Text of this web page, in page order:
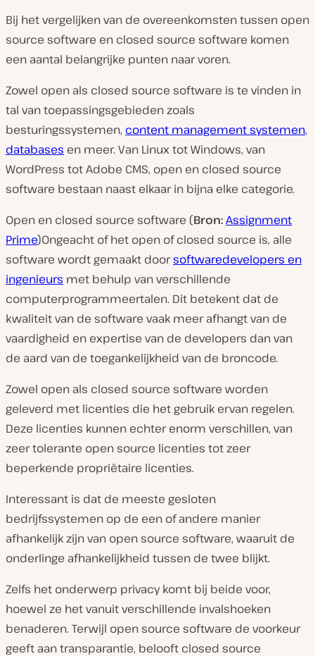
Bij het vergelijken van de overeenkomsten tussen open
source software en closed source software komen
een aantal belangrijke punten naar voren.
Zowel open als closed source software is te vinden in
tal van toepassingsgebieden zoals
besturingssystemen, content management systemen,
databases en meer. Van Linux tot Windows, van
WordPress tot Adobe CMS, open en closed source
software bestaan naast elkaar in bijna elke categorie.
Open en closed source software (Bron:Assignment
Prime)Ongeacht of het open of closed source is, alle
software wordt gemaakt doorsoftwaredevelopers en
ingenieurs met behulp van verschillende
computerprogrammeertalen. Dit betekent dat de
kwaliteit van de software vaak meer afhangt van de
vaardigheid en expertise van de developers dan van
de aard van de toegankelijkheid van de broncode.
Zowel open als closed source software worden
geleverd met licenties die het gebruik ervan regelen.
Deze licenties kunnen echter enorm verschillen, van
zeer tolerante open source licenties tot zeer
beperkende propriëtaire licenties.
Interessant is dat de meeste gesloten
bedrijfssystemen op de een of andere manier
afhankelijk zijn van open source software, waaruit de
onderlinge afhankelijkheid tussen de twee blijkt.
Zelfs het onderwerp privacy komt bij beide voor,
hoewel ze het vanuit verschillende invalshoeken
benaderen. Terwijl open source software de voorkeur
geeft aan transparantie, belooft closed source